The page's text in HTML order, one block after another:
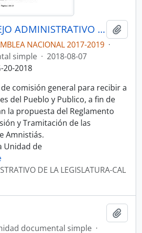
ACTAS CONSEJO ADMINISTRATIVO DE LA LEGISLATURA-CAL 2017-2019
NACIONAL 2017-2019 ·
simple · 2018-08-07
20-2018
comisión general para recibir a
del Pueblo y Publico, a fin de
la propuesta del Reglamento
y Tramitación de las
Amnistiás.
Unidad de
DE LA LEGISLATURA-CAL
documental simple ·